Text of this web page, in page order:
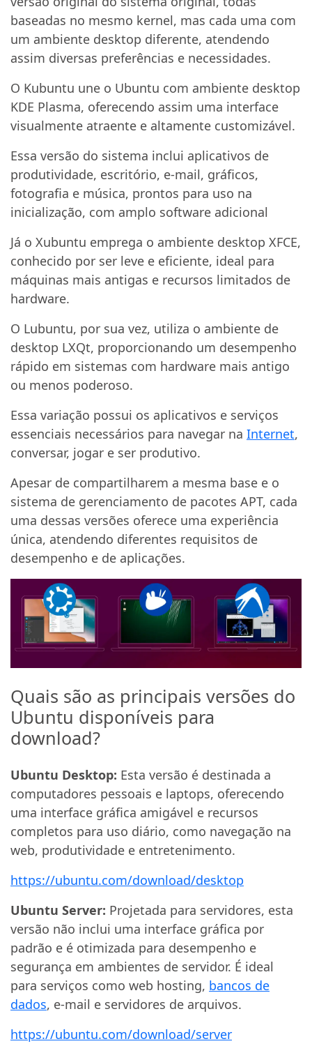
baseadas no mesmo kernel, mas cada uma com
um ambiente desktop diferente, atendendo
assim diversas preferências e necessidades.
O Kubuntu une o Ubuntu com ambiente desktop
KDE Plasma, oferecendo assim uma interface
visualmente atraente e altamente customizável.
Essa versão do sistema inclui aplicativos de
produtividade, escritório, e-mail, gráficos,
fotografia e música, prontos para uso na
inicialização, com amplo software adicional
Já o Xubuntu emprega o ambiente desktop XFCE,
conhecido por ser leve e eficiente, ideal para
máquinas mais antigas e recursos limitados de
hardware.
O Lubuntu, por sua vez, utiliza o ambiente de
desktop LXQt, proporcionando um desempenho
rápido em sistemas com hardware mais antigo
ou menos poderoso.
Essa variação possui os aplicativos e serviços
essenciais necessários para navegar na Internet,
conversar, jogar e ser produtivo.
Apesar de compartilharem a mesma base e o
sistema de gerenciamento de pacotes APT, cada
uma dessas versões oferece uma experiência
única, atendendo diferentes requisitos de
desempenho e de aplicações.
Quais são as principais versões do
Ubuntu disponíveis para
download?
Ubuntu Desktop: Esta versão é destinada a
computadores pessoais e laptops, oferecendo
uma interface gráfica amigável e recursos
completos para uso diário, como navegação na
web, produtividade e entretenimento.
https://ubuntu.com/download/desktop
Ubuntu Server: Projetada para servidores, esta
versão não inclui uma interface gráfica por
padrão e é otimizada para desempenho e
segurança em ambientes de servidor. É ideal
para serviços como web hosting, bancos de
dados, e-mail e servidores de arquivos.
https://ubuntu.com/download/server